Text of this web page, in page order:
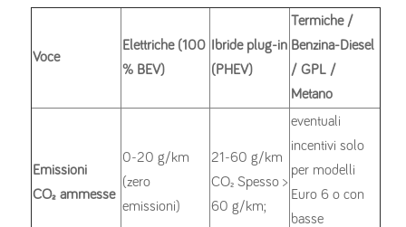
Voce
Elettriche (100
% BEV)
Ibride plug-in
(PHEV)
Termiche /
Benzina-Diesel
/ GPL /
Metano
Emissioni
CO₂ ammesse
0-20 g/km
(zero
emissioni)
21-60 g/km
CO₂ Spesso >
60 g/km;
eventuali
incentivi solo
per modelli
Euro 6 o con
basse